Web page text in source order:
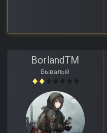
BorlandTM
Бывалый